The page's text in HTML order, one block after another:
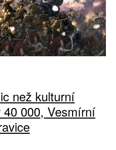
než kulturní
000, Vesmírní